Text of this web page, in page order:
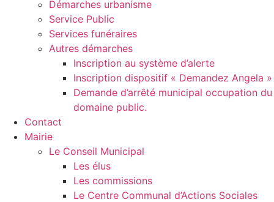
Démarches urbanisme
Service Public
Services funéraires
Autres démarches
Inscription au système d’alerte
Inscription dispositif « Demandez Angela »
Demande d’arrêté municipal occupation du
domaine public.
Contact
Mairie
Le Conseil Municipal
Les élus
Les commissions
Le Centre Communal d’Actions Sociales